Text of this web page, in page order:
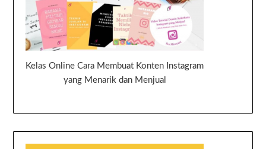
Kelas Online Cara Membuat Konten Instagram
yang Menarik dan Menjual